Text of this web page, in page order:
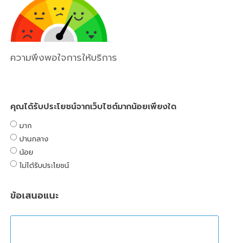
ความพึงพอใจการให้บริการ
คุณได้รับประโยชน์จากเว็บไซต์มากน้อยเพียงใด
มาก
ปานกลาง
น้อย
ไม่ได้รับประโยชน์
ข้อเสนอแนะ